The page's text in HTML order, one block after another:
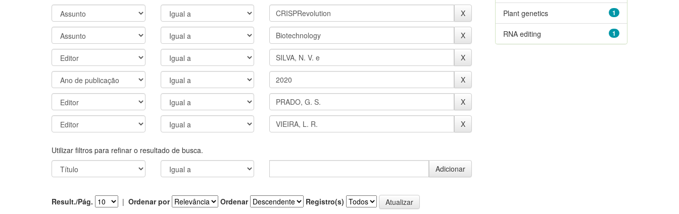
Utilizar filtros para refinar o resultado de busca.
Result./Pág. | Ordenar por Ordenar Registro(s)
1
Plant genetics
1
RNA editing